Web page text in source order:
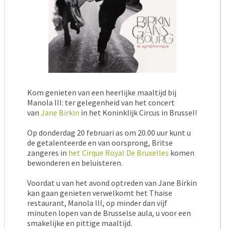
Kom genieten van een heerlijke maaltijd bij
Manola III: ter gelegenheid van het concert
van Jane Birkin in het Koninklijk Circus in Brussel!
Op donderdag 20 februari as om 20.00 uur kunt u
de getalenteerde en van oorsprong, Britse
zangeres in het Cirque Royal De Bruxelles komen
bewonderen en beluisteren.
Voordat u van het avond optreden van Jane Birkin
kan gaan genieten verwelkomt het Thaise
restaurant, Manola III, op minder dan vijf
minuten lopen van de Brusselse aula, u voor een
smakelijke en pittige maaltijd.